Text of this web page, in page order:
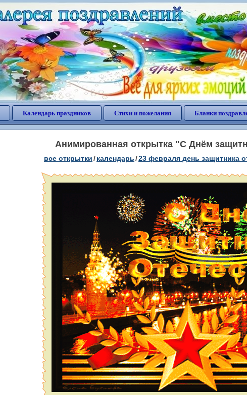
Календарь праздников Стихи и пожелания Бланки
Анимированная открытка "С Днём
все открытки/календарь/23 февраля день защитника